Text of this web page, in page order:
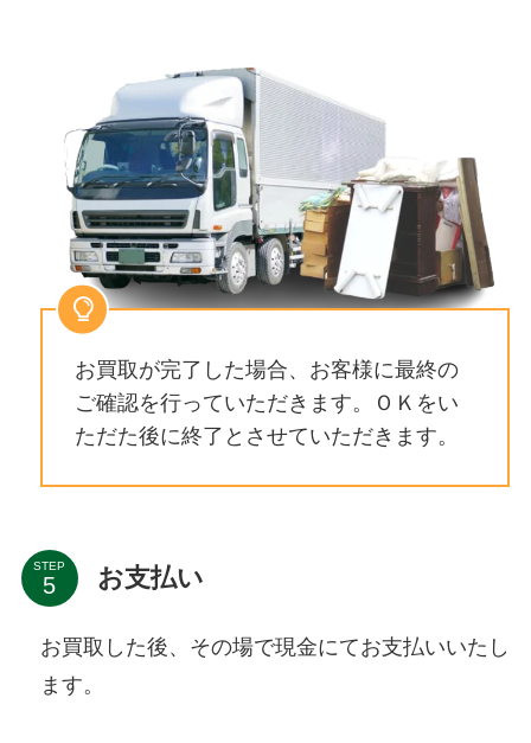
お買取が完了した場合、お客様に最終の
ご確認を行っていただきます。ＯＫをい
ただた後に終了とさせていただきます。
STEP お支払い
お買取した後、その場で現金にてお支払いいたし
ます。